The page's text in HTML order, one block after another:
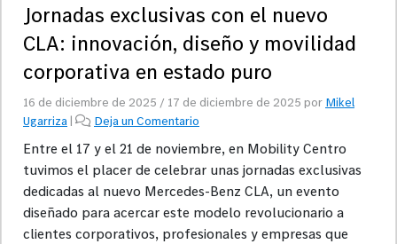
Jornadas exclusivas con el nuevo
CLA: innovación, diseño y movilidad
corporativa en estado puro
16 de diciembre de 2025 / 17 de diciembre de 2025 por Mikel
Ugarriza | Deja un Comentario
Entre el 17 y el 21 de noviembre, en Mobility Centro
tuvimos el placer de celebrar unas jornadas exclusivas
dedicadas al nuevo Mercedes-Benz CLA, un evento
diseñado para acercar este modelo revolucionario a
clientes corporativos, profesionales y empresas que